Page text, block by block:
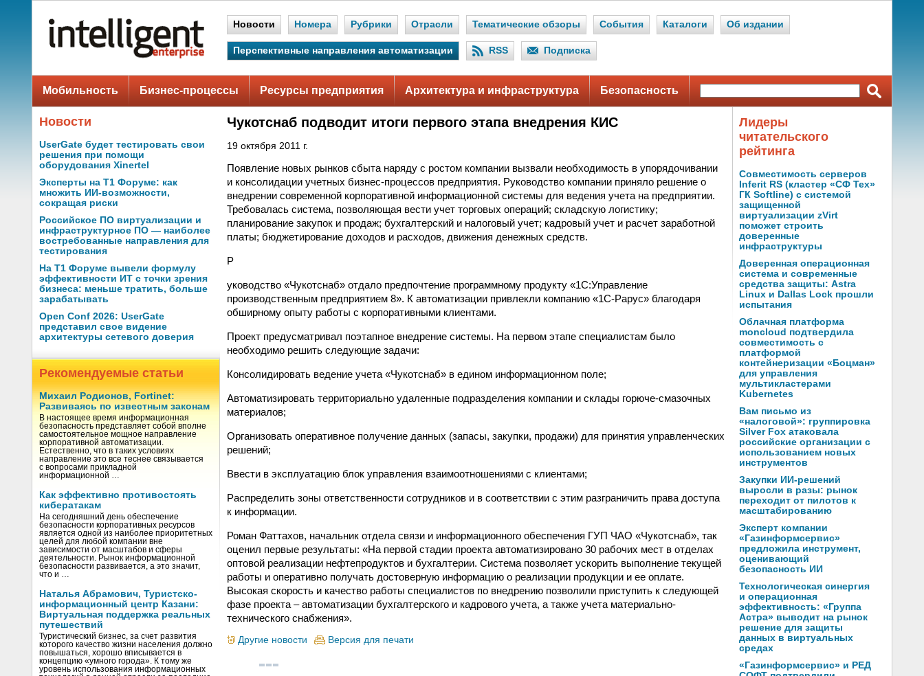
Новости Номера Рубрики Отрасли Тематические обзоры События Каталоги Об издании
Перспективные направления автоматизации RSS Подписка
Мобильность Бизнес-процессы Ресурсы предприятия Архитектура и инфраструктура Безопасность
Новости
UserGate будет тестировать свои
решения при помощи
оборудования Xinertel
Эксперты на Т1 Форуме: как
множить ИИ-возможности,
сокращая риски
Российское ПО виртуализации и
инфраструктурное ПО — наиболее
востребованные направления для
тестирования
На Т1 Форуме вывели формулу
эффективности ИТ с точки зрения
бизнеса: меньше тратить, больше
зарабатывать
Open Conf 2026: UserGate
представил свое видение
архитектуры сетевого доверия
Рекомендуемые статьи
Михаил Родионов, Fortinet:
Развиваясь по известным законам
В настоящее время информационная
безопасность представляет собой вполне
самостоятельное мощное направление
корпоративной автоматизации.
Естественно, что в таких условиях
направление это все теснее связывается
с вопросами прикладной
информационной …
Как эффективно противостоять
кибератакам
На сегодняшний день обеспечение
безопасности корпоративных ресурсов
является одной из наиболее приоритетных
целей для любой компании вне
зависимости от масштабов и сферы
деятельности. Рынок информационной
безопасности развивается, а это значит,
что и …
Наталья Абрамович, Туристско-
информационный центр Казани:
Виртуальная поддержка реальных
путешествий
Туристический бизнес, за счет развития
которого качество жизни населения должно
повышаться, хорошо вписывается в
концепцию «умного города». К тому же
уровень использования информационных
Чукотснаб подводит итоги первого этапа внедрения КИС
19 октября 2011 г.
Появление новых рынков сбыта наряду с ростом компании вызвали необходимость в упорядочивании
и консолидации учетных бизнес-процессов предприятия. Руководство компании приняло решение о
внедрении современной корпоративной информационной системы для ведения учета на предприятии.
Требовалась система, позволяющая вести учет торговых операций; складскую логистику;
планирование закупок и продаж; бухгалтерский и налоговый учет; кадровый учет и расчет заработной
платы; бюджетирование доходов и расходов, движения денежных средств.
Р
уководство «Чукотснаб» отдало предпочтение программному продукту «1С:Управление
производственным предприятием 8». К автоматизации привлекли компанию «1С-Рарус» благодаря
обширному опыту работы с корпоративными клиентами.
Проект предусматривал поэтапное внедрение системы. На первом этапе специалистам было
необходимо решить следующие задачи:
Консолидировать ведение учета «Чукотснаб» в едином информационном поле;
Автоматизировать территориально удаленные подразделения компании и склады горюче-смазочных
материалов;
Организовать оперативное получение данных (запасы, закупки, продажи) для принятия управленческих
решений;
Ввести в эксплуатацию блок управления взаимоотношениями с клиентами;
Распределить зоны ответственности сотрудников и в соответствии с этим разграничить права доступа
к информации.
Роман Фаттахов, начальник отдела связи и информационного обеспечения ГУП ЧАО «Чукотснаб», так
оценил первые результаты: «На первой стадии проекта автоматизировано 30 рабочих мест в отделах
оптовой реализации нефтепродуктов и бухгалтерии. Система позволяет ускорить выполнение текущей
работы и оперативно получать достоверную информацию о реализации продукции и ее оплате.
Высокая скорость и качество работы специалистов по внедрению позволили приступить к следующей
фазе проекта – автоматизации бухгалтерского и кадрового учета, а также учета материально-
технического снабжения».
Другие новости Версия для печати
Лидеры
читательского
рейтинга
Совместимость серверов
Inferit RS (кластер «СФ Тех»
ГК Softline) с системой
защищенной
виртуализации zVirt
поможет строить
доверенные
инфраструктуры
Доверенная операционная
система и современные
средства защиты: Astra
Linux и Dallas Lock прошли
испытания
Облачная платформа
moncloud подтвердила
совместимость с
платформой
контейнеризации «Боцман»
для управления
мультикластерами
Kubernetes
Вам письмо из
«налоговой»: группировка
Silver Fox атаковала
российские организации с
использованием новых
инструментов
Закупки ИИ-решений
выросли в разы: рынок
переходит от пилотов к
масштабированию
Эксперт компании
«Газинформсервис»
предложила инструмент,
оценивающий
безопасность ИИ
Технологическая синергия
и операционная
эффективность: «Группа
Астра» выводит на рынок
решение для защиты
данных в виртуальных
средах
«Газинформсервис» и РЕД